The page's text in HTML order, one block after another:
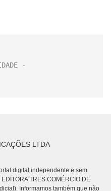
LTDA
digital independente e sem
TRES COMÉRCIO DE
Informamos também que não